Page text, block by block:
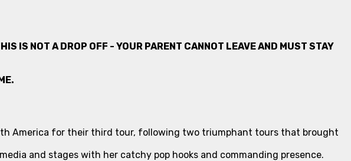
IS NOT A DROP OFF - YOUR PARENT CANNOT LEAVE AND MUST STAY
America for their third tour, following two triumphant tours that brought
and stages with her catchy pop hooks and commanding presence.